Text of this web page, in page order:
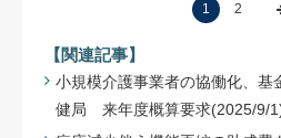
1 2
【関連記事】
小規模介護事業者の協働化、基
健局 来年度概算要求(2025/9/